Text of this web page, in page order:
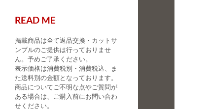
READ ME
掲載商品は全て返品交換・カットサ
ンプルのご提供は行っておりませ
ん。予めご了承ください。
表示価格は消費税別・消費税込、ま
た送料別の金額となっております。
商品についてご不明な点やご質問が
ある場合は、ご購入前にお問い合わ
せください。